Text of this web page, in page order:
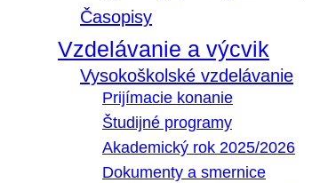
Časopisy
Vzdelávanie a výcvik
Vysokoškolské vzdelávanie
Prijímacie konanie
Študijné programy
Akademický rok 2025/2026
Dokumenty a smernice